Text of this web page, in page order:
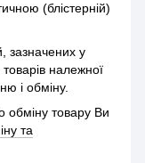
(блістерній)
зазначених у
належної
і обміну.
обміну товару Ви
та